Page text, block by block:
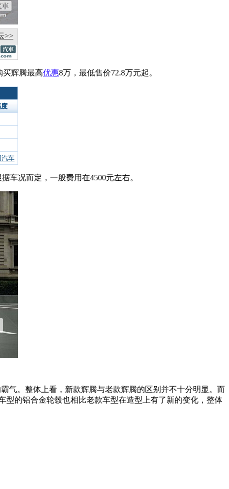
>>
买辉腾最高优惠8万，最低售价72.8万元起。
汽车
车况而定，一般费用在4500元左右。
气。整体上看，新款辉腾与老款辉腾的区别并不十分明显。而
型的铝合金轮毂也相比老款车型在造型上有了新的变化，整体